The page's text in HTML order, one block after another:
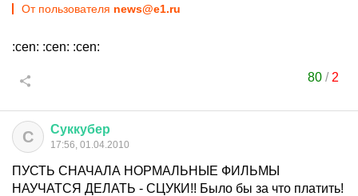
От пользователя news@e1.ru
:cen: :cen: :cen:
80 / 2
С Суккубер
17:56, 01.04.2010
ПУСТЬ СНАЧАЛА НОРМАЛЬНЫЕ ФИЛЬМЫ
НАУЧАТСЯ ДЕЛАТЬ - СЦУКИ!! Было бы за что платить!